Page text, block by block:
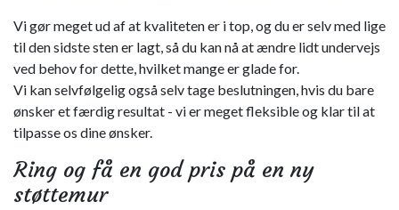
Vi gør meget ud af at kvaliteten er i top, og du er selv med lige
til den sidste sten er lagt, så du kan nå at ændre lidt undervejs
ved behov for dette, hvilket mange er glade for.
Vi kan selvfølgelig også selv tage beslutningen, hvis du bare
ønsker et færdig resultat - vi er meget fleksible og klar til at
tilpasse os dine ønsker.
Ring og få en god pris på en ny
støttemur